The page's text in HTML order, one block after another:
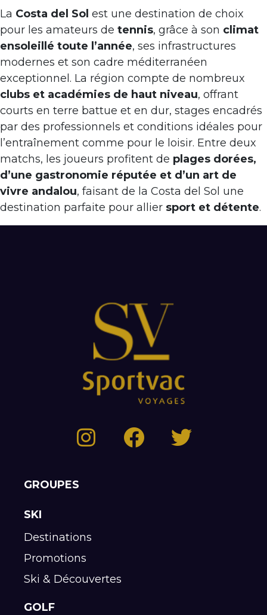
La Costa del Sol est une destination de choix
pour les amateurs de tennis, grâce à son climat
ensoleillé toute l’année, ses infrastructures
modernes et son cadre méditerranéen
exceptionnel. La région compte de nombreux
clubs et académies de haut niveau, offrant
courts en terre battue et en dur, stages encadrés
par des professionnels et conditions idéales pour
l’entraînement comme pour le loisir. Entre deux
matchs, les joueurs profitent de plages dorées,
d’une gastronomie réputée et d’un art de
vivre andalou, faisant de la Costa del Sol une
destination parfaite pour allier sport et détente.
GROUPES
SKI
Destinations
Promotions
Ski & Découvertes
GOLF